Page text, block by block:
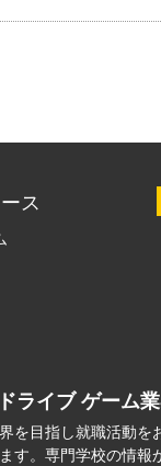
ス
ライブ ゲーム
を目指し就職活動を
す。専門学校の情報